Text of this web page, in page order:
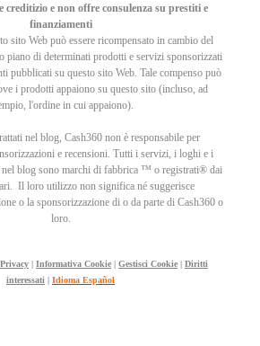
creditizio e non offre consulenza su prestiti e
finanziamenti
sito Web può essere ricompensato in cambio del
piano di determinati prodotti e servizi sponsorizzati
pubblicati su questo sito Web. Tale compenso può
i prodotti appaiono su questo sito (incluso, ad
l'ordine in cui appaiono).
nel blog, Cash360 non è responsabile per
e recensioni. Tutti i servizi, i loghi e i
nel blog sono marchi di fabbrica ™ o registrati® dai
Il loro utilizzo non significa né suggerisce
o la sponsorizzazione di o da parte di Cash360 o
loro.
| Informativa Cookie | Gestisci Cookie | Diritti
interessati | Idioma Español